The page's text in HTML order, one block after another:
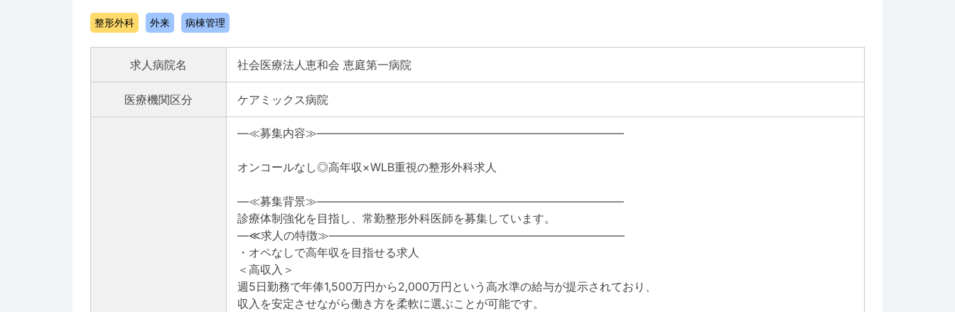
整形外科 外来 病棟管理
求人病院名 社会医療法人恵和会 恵庭第一病院
医療機関区分 ケアミックス病院
―≪募集内容≫―――――――――――――――――――――――――――
オンコールなし◎高年収×WLB重視の整形外科求人
―≪募集背景≫―――――――――――――――――――――――――――
診療体制強化を目指し、常勤整形外科医師を募集しています。
―≪求人の特徴≫――――――――――――――――――――――――――
・オペなしで高年収を目指せる求人
＜高収入＞
週5日勤務で年俸1,500万円から2,000万円という高水準の給与が提示されており、
収入を安定させながら働き方を柔軟に選ぶことが可能です。